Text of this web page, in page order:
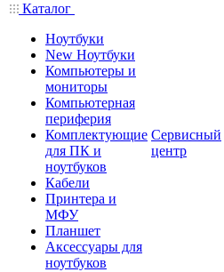
Каталог
Ноутбуки
New Ноутбуки
Компьютеры и
мониторы
Компьютерная
периферия
Комплектующие
для ПК и
ноутбуков
Кабели
Принтера и
МФУ
Планшет
Аксессуары для
ноутбуков
Сервисный
центр